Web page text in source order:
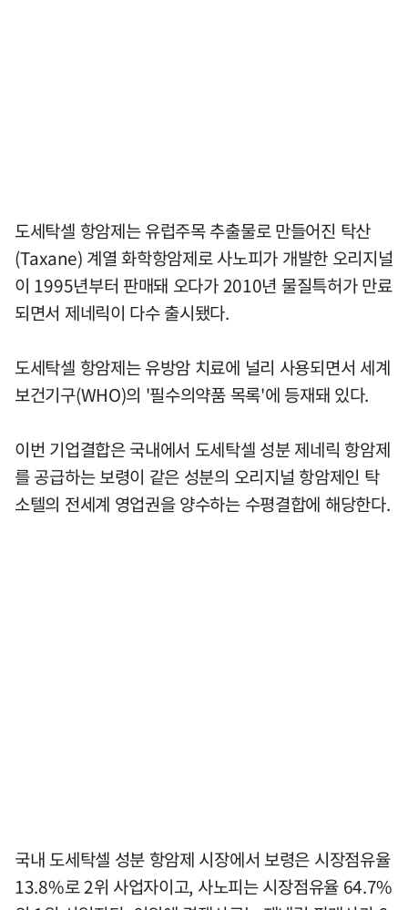
도세탁셀 항암제는 유럽주목 추출물로 만들어진 탁산
(Taxane) 계열 화학항암제로 사노피가 개발한 오리지널
이 1995년부터 판매돼 오다가 2010년 물질특허가 만료
되면서 제네릭이 다수 출시됐다.
도세탁셀 항암제는 유방암 치료에 널리 사용되면서 세계
보건기구(WHO)의 '필수의약품 목록'에 등재돼 있다.
이번 기업결합은 국내에서 도세탁셀 성분 제네릭 항암제
를 공급하는 보령이 같은 성분의 오리지널 항암제인 탁
소텔의 전세계 영업권을 양수하는 수평결합에 해당한다.
국내 도세탁셀 성분 항암제 시장에서 보령은 시장점유율
13.8%로 2위 사업자이고, 사노피는 시장점유율 64.7%